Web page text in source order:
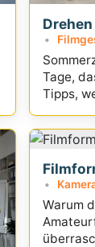
Tage,
Tipps,
Warum